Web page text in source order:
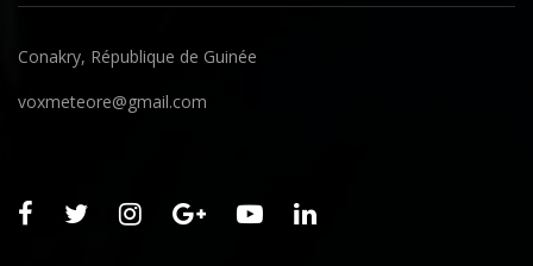
Conakry, République de Guinée
voxmeteore@gmail.com